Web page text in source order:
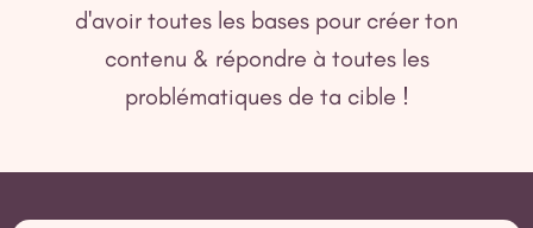
d'avoir toutes les bases pour créer ton
contenu & répondre à toutes les
problématiques de ta cible !